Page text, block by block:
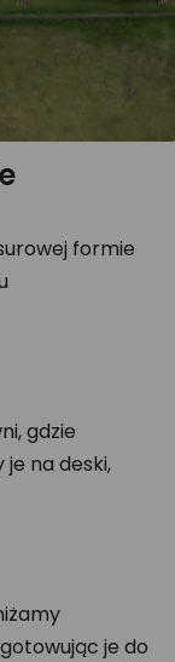
formie
gdzie
na deski,
je do